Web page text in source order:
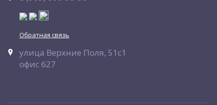
Обратная связь
улица Верхние Поля, 51с1
офис 627